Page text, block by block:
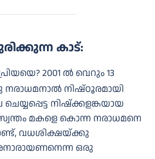
കാട്:
2001 ൽ വെറും 13
നിഷ്ഠൂരമായി
ചെയ്യപ്പെട്ട നിഷ്ക്കളങ്കയായ
മകളെ കൊന്ന നരാധമനെ
വധശിക്ഷയ്ക്കു
ഒരു